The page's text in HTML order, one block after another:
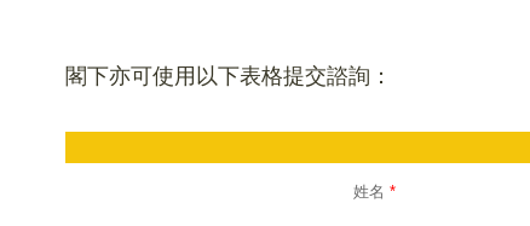
閣下亦可使用以下表格提交諮詢：